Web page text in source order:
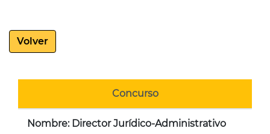
Volver
Concurso
Nombre: Director Jurídico-Administrativo